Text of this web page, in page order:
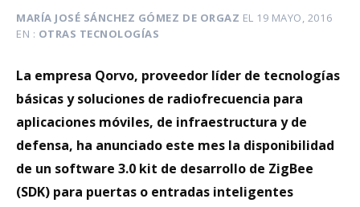
MARÍA JOSÉ SÁNCHEZ GÓMEZ DE ORGAZ EL 19 MAYO, 2016
EN
OTRAS TECNOLOGÍAS
La empresa Qorvo, proveedor líder de tecnologías
básicas y soluciones de radiofrecuencia para
aplicaciones móviles, de infraestructura y de
defensa, ha anunciado este mes la disponibilidad
de un software 3.0 kit de desarrollo de ZigBee
(SDK) para puertas o entradas inteligentes